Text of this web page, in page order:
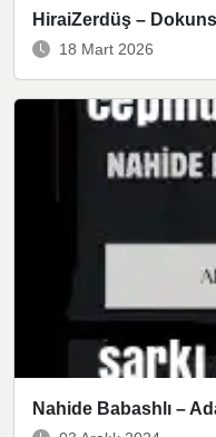
HiraiZerdüş –
18 Mart 2026
Nahide Babashlı –